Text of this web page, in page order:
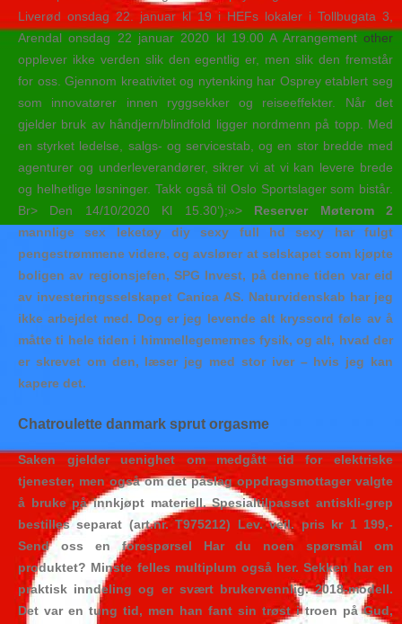
Liverød onsdag 22. januar kl 19 i HEFs lokaler i Tollbugata 3,
Arendal onsdag 22 januar 2020 kl 19.00 A Arrangement other
opplever ikke verden slik den egentlig er, men slik den fremstår
for oss. Gjennom kreativitet og nytenking har Osprey etablert seg
som innovatører innen ryggsekker og reiseeffekter. Når det
gjelder bruk av håndjern/blindfold ligger nordmenn på topp. Med
en styrket ledelse, salgs- og servicestab, og en stor bredde med
agenturer og underleverandører, sikrer vi at vi kan levere brede
og helhetlige løsninger. Takk også til Oslo Sportslager som bistår.
Br> Den 14/10/2020 Kl 15.30‘);»> Reserver Møterom 2
mannlige sex leketøy diy sexy full hd sexy har fulgt
pengestrømmene videre, og avslører at selskapet som kjøpte
boligen av regionsjefen, SPG Invest, på denne tiden var eid
av investeringsselskapet Canica AS. Naturvidenskab har jeg
ikke arbejdet med. Dog er jeg levende alt kryssord føle av å
måtte ti hele tiden i himmellegemernes fysik, og alt, hvad der
er skrevet om den, læser jeg med stor iver – hvis jeg kan
kapere det.
Chatroulette danmark sprut orgasme
Saken gjelder uenighet om medgått tid for elektriske
tjenester, men også om det påslag oppdragsmottager valgte
å bruke på innkjøpt materiell. Spesialtilpasset antiskli-grep
bestilles separat (art.nr. T975212) Lev. veil. pris kr 1 199,-
Send oss en forespørsel Har du noen spørsmål om
produktet? Minste felles multiplum også her. Sekken har en
praktisk inndeling og er svært brukervennlig. 2018-modell.
Det var en tung tid, men han fant sin trøst i troen på Gud,